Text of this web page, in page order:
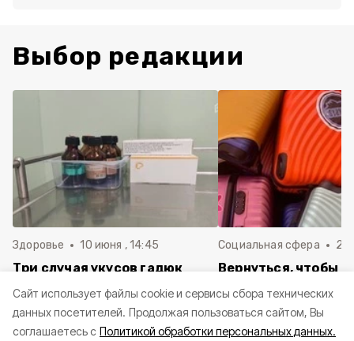
Cайт использует файлы cookie и сервисы сбора технических
данных посетителей. Продолжая пользоваться сайтом, Вы
соглашаетесь с Политикой обработки персональных данных.
Выбор редакции
Здоровье 10 июня , 14:45
Три случая укусов гадюк
Белгородской области с
начала года
Социальная сфера 20
Вернуться, чтобы
в Белгородскую
пять лет